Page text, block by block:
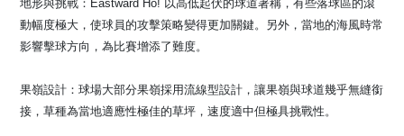
地形與挑戰：Eastward Ho! 以高低起伏的球道著稱，有些落球區的滾
動幅度極大，使球員的攻擊策略變得更加關鍵。另外，當地的海風時常
影響擊球方向，為比賽增添了難度️。
果嶺設計：球場大部分果嶺採用流線型設計，讓果嶺與球道幾乎無縫銜
接，草種為當地適應性極佳的草坪，速度適中但極具挑戰性。